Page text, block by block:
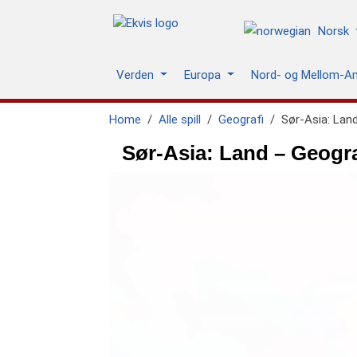
Norsk
Verden Europa Nord- og Mellom-
Home Alle spill Geografi Sør-Asia:
Sør-Asia: Land –